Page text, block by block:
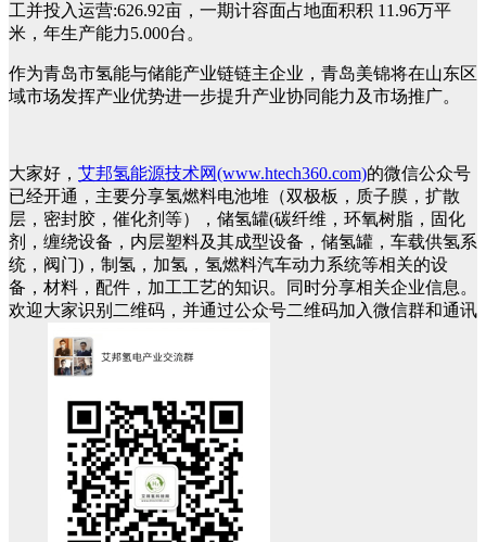
工并投入运营:626.92亩，一期计容面占地面积积 11.96万平
米，年生产能力5.000台。
作为青岛市氢能与储能产业链链主企业，青岛美锦将在山东区
域市场发挥产业优势进一步提升产业协同能力及市场推广。
大家好， 艾邦氢能源技术网(www.htech360.com)的微信公众号
已经开通，主要分享氢燃料电池堆（双极板，质子膜，扩散
层，密封胶，催化剂等），储氢罐(碳纤维，环氧树脂，固化
剂，缠绕设备，内层塑料及其成型设备，储氢罐，车载供氢系
统，阀门)，制氢，加氢，氢燃料汽车动力系统等相关的设
备，材料，配件，加工工艺的知识。同时分享相关企业信息。
欢迎大家识别二维码，并通过公众号二维码加入微信群和通讯